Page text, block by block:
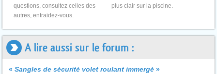
questions, consultez celles des
autres, entraidez-vous.
plus clair sur la piscine.
A lire aussi sur le forum :
« Sangles de sécurité volet roulant immergé »